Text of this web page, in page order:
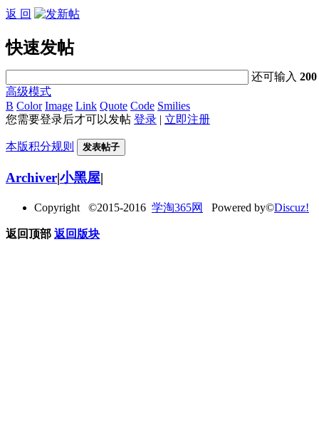
返 回
快速发帖
还可输入200
高级模式
B Color Image Link Quote Code Smilies
您需要登录后才可以发帖 登录 | 立即注册
本版积分规则 发表帖子
Archiver|小黑屋|
Copyright ©2015-2016 学淘365网 Powered by©Discuz!
返回顶部 返回版块